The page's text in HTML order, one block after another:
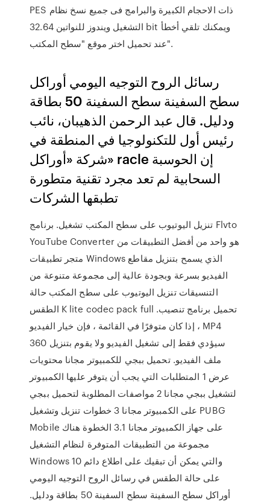
PES ذات الاحجام الكبيرة والبرامج فى جميع نسخ نظام
التشغيل ويندوز للنواتين 32.64 bit ويمكنك تلقي أخطأ
عند تحميل اختر موقع "سطح المكتب".
رسائل الروح التوجيه اليومي أوراكل
سطح السفينة سطح السفينة 50 بطاقة
ودليل. قال عبد الرحمن الذهيبان، نائب
رئيس أول للتكنولوجيا في المنطقة في
شركة «أوراكل» racle إن الحوسبة
السحابية لم تعد مجرد تقنية متطورة
تطبقها الشركات
تنزيل اليوتيوب على سطح المكتب تشغيل. برنامج Flvto
YouTube Converter هو واحد من أفضل التطبيقات من
متجر تطبيقات Windows الذي يسمح بتنزيل مقاطع
الفيديو بسرعة وبجودة عالية إلى مجموعة متنوعة من
التنسيقات تنزيل اليوتيوب على سطح المكتب حالة
الطقس K lite codec pack full تحميل برنامج تنصيب.
، إذا كان متوفرًا في القائمة ، فإن خيار الفيديو MP4
360 سيؤدي فقط إلى تشغيل الفيديو ولا يقوم بتنزيل
ملف الفيديو. تحميل ببجي للكمبيوتر مجانا محتويات
عرض 1 المتطلبات التي يجب أن يتوفر عليها الكمبيوتر
لتشغيل ببجي مجانا 2 مواصفات المطلوبة لتحميل ببجي
على الكمبيوتر مجانا 3 خطوات تنزيل وتشغيل PUBG
Mobile على جهاز الكمبيوتر مجانا 3.1 الخطوة هناك
مجموعة من التطبيقات المتوفرة لنظام التشغيل
Windows 10 والتي يمكن أن تبقيك على اطلاع دائم
على حالة الطقس في رسائل الروح التوجيه اليومي
أوراكل سطح السفينة سطح السفينة 50 بطاقة ودليل.